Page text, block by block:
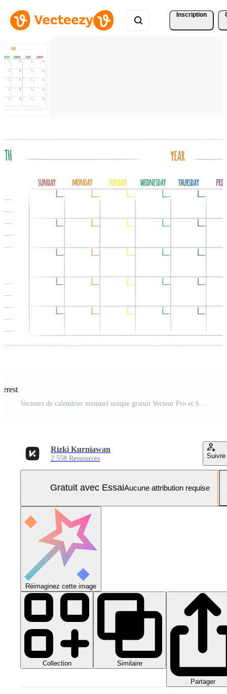
Inscription
Rizki Kurniawan
2 558 Ressources Suivre
Gratuit avec EssaiAucune attribution requise
Réimaginez cette image
Collection Similaire
Partager